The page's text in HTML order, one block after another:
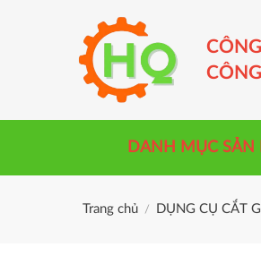
DANH MỤC SẢN
Trang chủ / DỤNG CỤ CẮT